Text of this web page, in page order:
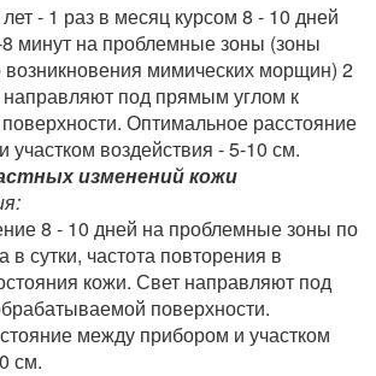
- 1 раз в месяц курсом 8 - 10 дней
минут на проблемные зоны (зоны
возникновения мимических морщин) 2
направляют под прямым углом к
Оптимальное расстояние
воздействия - 5-10 см.
изменений кожи
8 - 10 дней на проблемные зоны по
в сутки, частота повторения в
кожи. Свет направляют под
поверхности.
между прибором и участком
см.